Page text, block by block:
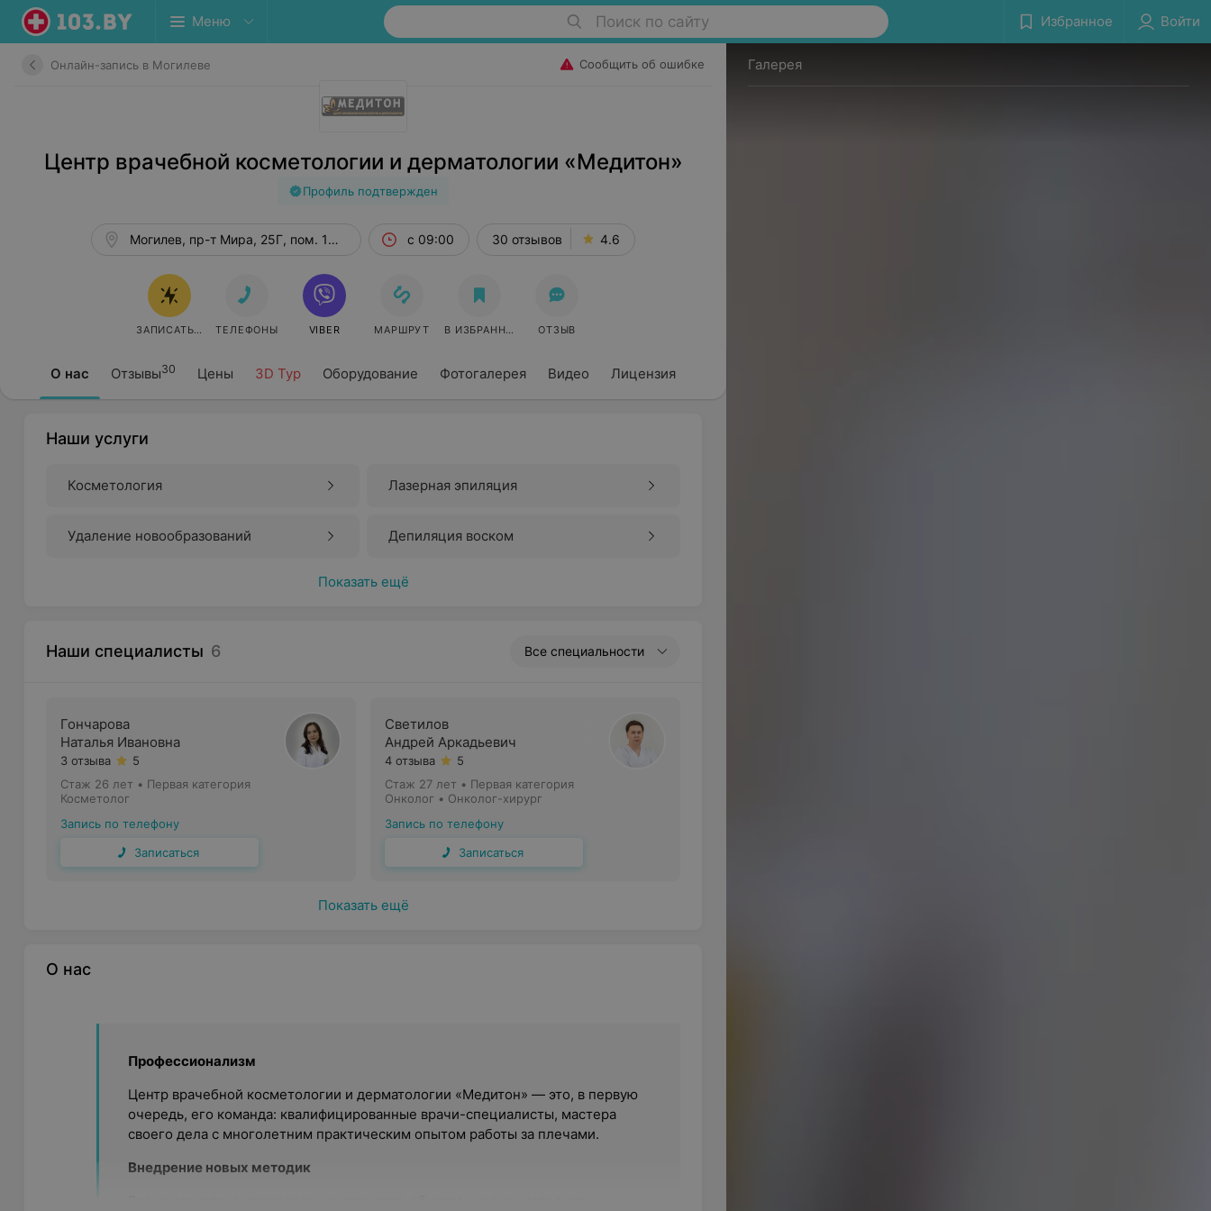
Меню Поиск по сайту Избранное Войти
Онлайн-запись в Могилеве Сообщить об ошибке
Центр врачебной косметологии и дерматологии «Медитон»
Профиль подтвержден
О нас Отзывы30 Цены 3D Тур Оборудование Фотогалерея Видео Лицензия
Могилев, пр-т Мира, 25Г, пом. 109А с 09:00 30 отзывов 4.6
ЗАПИСАТЬСЯ ОНЛАЙН
ТЕЛЕФОНЫ VIBER МАРШРУТ В ИЗБРАННОЕ ОТЗЫВ
Наши услуги
Косметология Лазерная эпиляция
Удаление новообразований Депиляция воском
Показать ещё
Наши специалисты 6 Все специальности
Гончарова
Наталья Ивановна
3 отзыва
5
Стаж 26 лет • Первая категория
Косметолог
Запись по телефону
Записаться
Светилов
Андрей Аркадьевич
4 отзыва
5
Стаж 27 лет • Первая категория
Онколог • Онколог-хирург
Запись по телефону
Записаться
Показать ещё
О нас
Профессионализм
Центр врачебной косметологии и дерматологии «Медитон» — это, в первую
очередь, его команда: квалифицированные врачи-специалисты, мастера
своего дела с многолетним практическим опытом работы за плечами.
Внедрение новых методик
Галерея